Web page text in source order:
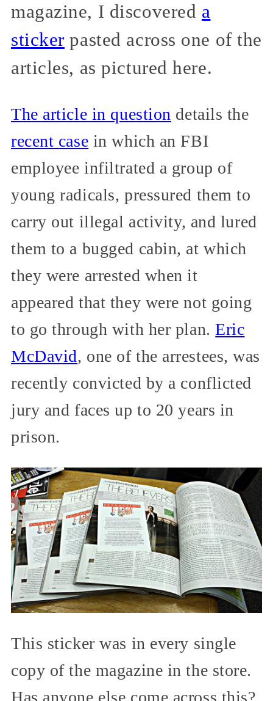
magazine, I discovered a
sticker pasted across one of the
articles, as pictured here.
The article in question details the
recent case in which an FBI
employee infiltrated a group of
young radicals, pressured them to
carry out illegal activity, and lured
them to a bugged cabin, at which
they were arrested when it
appeared that they were not going
to go through with her plan.Eric
McDavid, one of the arrestees, was
recently convicted by a conflicted
jury and faces up to 20 years in
prison.
This sticker was in every single
copy of the magazine in the store.
Has anyone else come across this?